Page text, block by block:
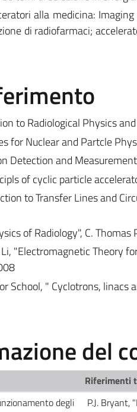
alla medicina:
di radiofarmaci;
to Radiological Physics
for Nuclear and Partcle
Detection and
of cyclic particle
to Transfer Lines and
of Radiology", C.
Li, "Electromagnetic Theory
School, " Cyclotrons, linacs
del
Riferimenti
degli
P.J. Bryant,